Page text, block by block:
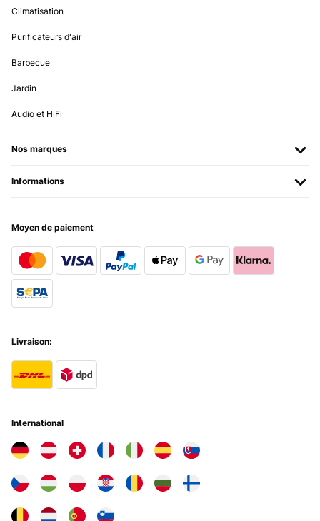
Climatisation
Purificateurs d'air
Barbecue
Jardin
Audio et HiFi
Nos marques
Informations
Moyen de paiement
Livraison:
International